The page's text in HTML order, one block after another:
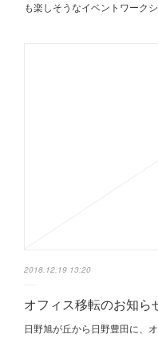
も楽しそうなイベントワーク
2018.12.19 13:20
オフィス移転のお知ら
日野旭が丘から日野豊田に、